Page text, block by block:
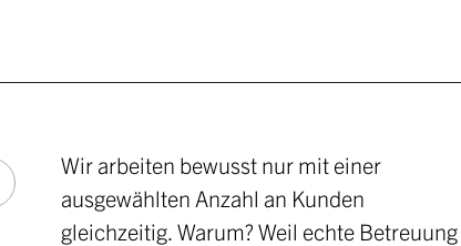
Wir arbeiten bewusst nur mit einer
ausgewählten Anzahl an Kunden
gleichzeitig. Warum? Weil echte Betreuung